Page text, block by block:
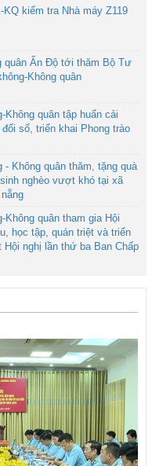
kiểm tra Nhà máy Z119
quân Ấn Độ tới thăm Bộ Tư
Không quân
Không quân tập huấn cải
số, triển khai Phong trào
- Không quân thăm, tặng quà
nghèo vượt khó tại xã
Không quân tham gia Hội
học tập, quán triệt và triển
nghị lần thứ ba Ban Chấp